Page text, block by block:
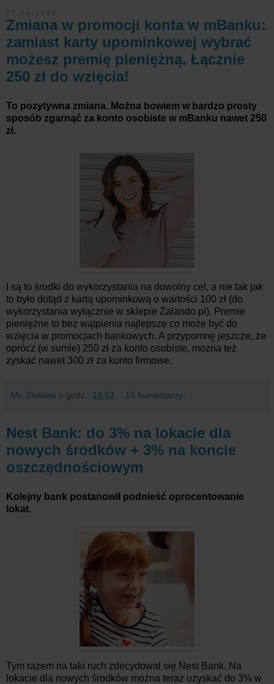
Zmiana w promocji konta w mBanku:
zamiast karty upominkowej wybrać
możesz premię pieniężną. Łącznie
250 zł do wzięcia!
To pozytywna zmiana. Można bowiem w bardzo prosty
sposób zgarnąć za konto osobiste w mBanku nawet 250
zł.
I są to środki do wykorzystania na dowolny cel, a nie tak jak
to było dotąd z kartą upominkową o wartości 100 zł (do
wykorzystania wyłącznie w sklepie Zalando.pl). Premie
pieniężne to bez wątpienia najlepsze co może być do
wzięcia w promocjach bankowych. A przypomnę jeszcze, że
oprócz (w sumie) 250 zł za konto osobiste, można też
zyskać nawet 300 zł za konto firmowe.
Mr. Złotówa o godz.: 16:53 15 komentarzy:
Nest Bank: do 3% na lokacie dla
nowych środków + 3% na koncie
oszczędnościowym
Kolejny bank postanowił podnieść oprocentowanie
lokat.
Tym razem na taki ruch zdecydował się Nest Bank. Na
lokacie dla nowych środków można teraz uzyskać do 3% w